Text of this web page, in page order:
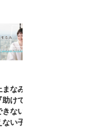
なみ
けて』
ない』が
い子ども